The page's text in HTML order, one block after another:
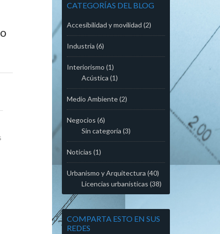
CATEGORÍAS DEL BLOG
Accesibilidad y movilidad (2)
Industria (6)
Interiorismo (1)
Acústica (1)
Medio Ambiente(2)
Negocios (6)
Sin categoría (3)
Noticias (1)
Urbanismo y Arquitectura (40)
Licencias urbanísticas (38)
COMPARTA ESTO EN SUS
REDES